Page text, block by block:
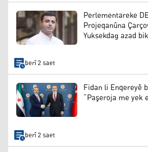
Perlementareke
Projeqanûna
Yuksekdag azad
berî 2 saet
Fidan li Enqereyê
“Paşeroja me yek
berî 2 saet